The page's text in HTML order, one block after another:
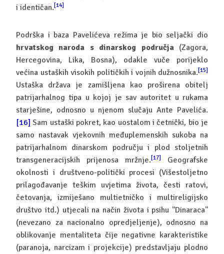
i identičan.[14]
Podrška i baza Pavelićeva režima je bio seljački dio
hrvatskog naroda s dinarskog područja(Zagora,
Hercegovina, Lika, Bosna), odakle vuče porijeklo
većina ustaških visokih političkih i vojnih dužnosnika.[15]
Ustaška država je zamišljena kao proširena obitelj
patrijarhalnog tipa u kojoj je sav autoritet u rukama
starješine, odnosno u njenom slučaju Ante Pavelića.
[16] Sam ustaški pokret, kao uostalom i četnički, bio je
samo nastavak vjekovnih međuplemenskih sukoba na
patrijarhalnom dinarskom području i plod stoljetnih
transgeneracijskih prijenosa mržnje.[17]
Geografske
okolnosti i društveno-politički procesi (Višestoljetno
prilagođavanje teškim uvjetima života, česti ratovi,
četovanja, izmiješano multietničko i multireligijsko
društvo itd.) utjecali na način života i psihu ''Dinaraca''
(nevezano za nacionalno opredjeljenje), odnosno na
oblikovanje mentaliteta čije negativne karakteristike
(paranoja, narcizam i projekcije) predstavljaju plodno